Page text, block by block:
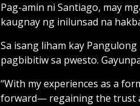
Pag-amin ni Santiago, may
kaugnay ng inilunsad na
Sa isang liham kay
pagbibitiw sa pwesto.
“With my experiences as a
forward— regaining the trust